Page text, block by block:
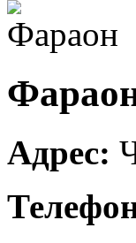
Адрес: